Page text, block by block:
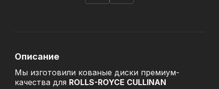
Описание
Мы изготовили кованые диски премиум-
качества для ROLLS-ROYCE CULLINAN